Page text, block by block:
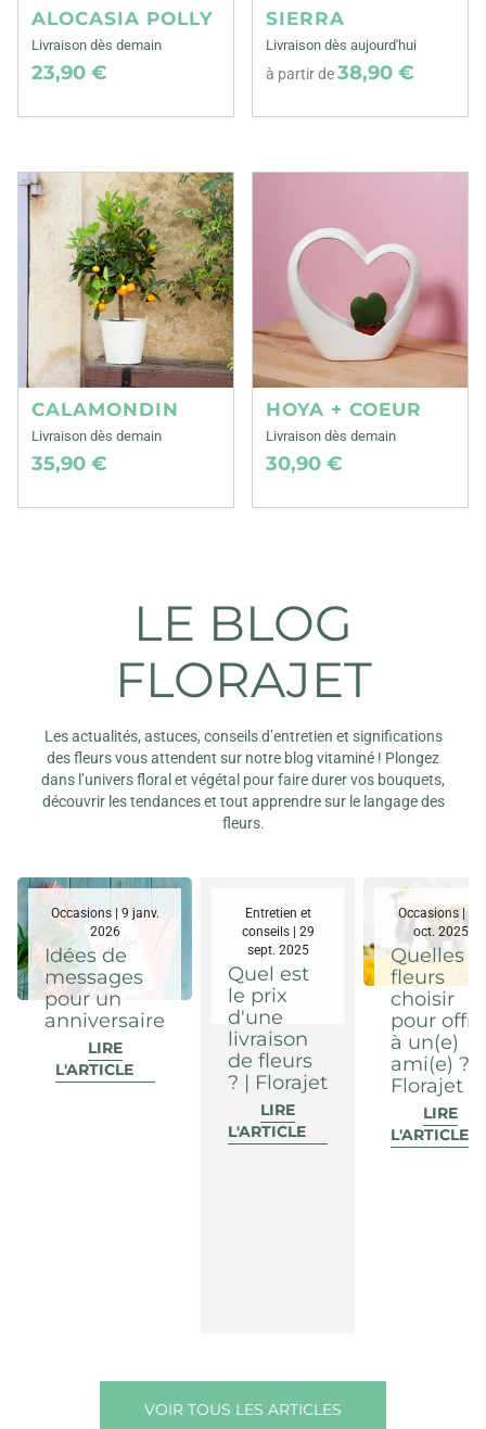
ALOCASIA POLLY
Livraison dès demain
23,90 €
SIERRA
Livraison dès aujourd'hui
à partir de38,90 €
CALAMONDIN
Livraison dès demain
35,90 €
HOYA + COEUR
Livraison dès demain
30,90 €
LE BLOG
FLORAJET
Les actualités, astuces, conseils d’entretien et significations
des fleurs vous attendent sur notre blog vitaminé ! Plongez
dans l’univers floral et végétal pour faire durer vos bouquets,
découvrir les tendances et tout apprendre sur le langage des
fleurs.
Occasions | 9 janv.
2026
Idées de
messages
pour un
anniversaire
LIRE
L'ARTICLE
Entretien et
conseils | 29
sept. 2025
Quel est
le prix
d'une
livraison
de fleurs
? | Florajet
LIRE
L'ARTICLE
Occasions | 29
oct. 2025
Quelles
fleurs
choisir
pour offrir
à un(e)
ami(e) ? |
Florajet
LIRE
L'ARTICLE
VOIR TOUS LES ARTICLES